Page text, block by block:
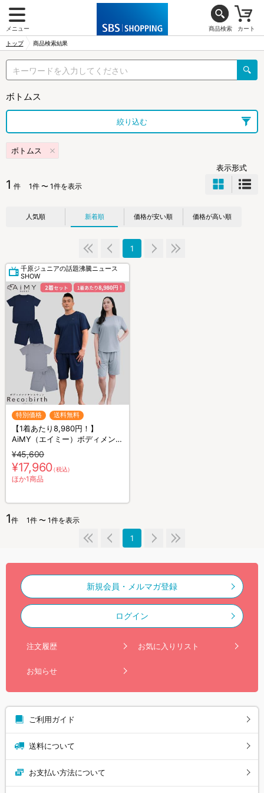
メニュー 商品検索 カート
トップ 商品検索結果
ボトムス
絞り込む
ボトムス
1 件 1件 〜 1件を表示
表示形式
人気順 新着順 価格が安い順 価格が高い順
1
千原ジュニアの話題沸騰ニュース
SHOW
特別価格 送料無料
【1着あたり8,980円！】
AiMY（エイミー）ボディメンテ
ナンスウェア リカバース／半袖
半ズボン／2着セット／上下セ
ット／リカバリーウェア
¥45,600
¥17,960（税込）
ほか1商品
1件 1件 〜 1件を表示
1
新規会員・メルマガ登録
ログイン
注文履歴 お気に入りリスト
お知らせ
ご利用ガイド
送料について
お支払い方法について